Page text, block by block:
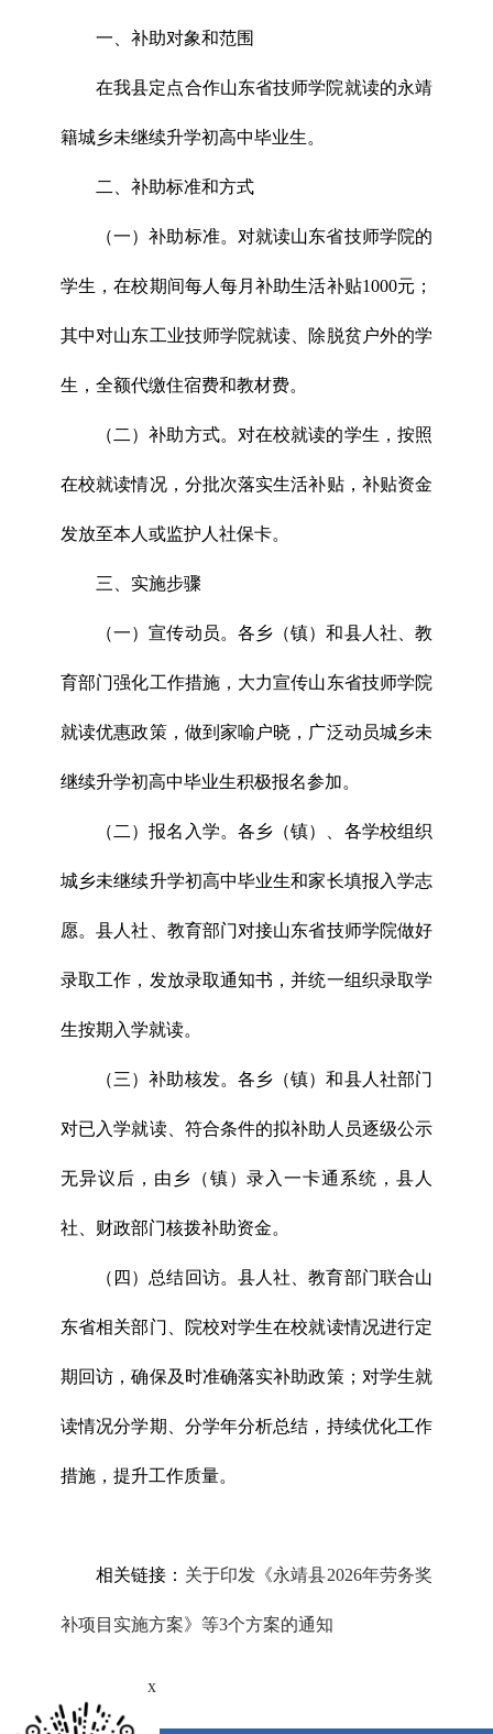
一、补助对象和范围
在我县定点合作山东省技师学院就读的永靖
籍城乡未继续升学初高中毕业生。
二、补助标准和方式
（一）补助标准。对就读山东省技师学院的
学生，在校期间每人每月补助生活补贴1000元；
其中对山东工业技师学院就读、除脱贫户外的学
生，全额代缴住宿费和教材费。
（二）补助方式。对在校就读的学生，按照
在校就读情况，分批次落实生活补贴，补贴资金
发放至本人或监护人社保卡。
三、实施步骤
（一）宣传动员。各乡（镇）和县人社、教
育部门强化工作措施，大力宣传山东省技师学院
就读优惠政策，做到家喻户晓，广泛动员城乡未
继续升学初高中毕业生积极报名参加。
（二）报名入学。各乡（镇）、各学校组织
城乡未继续升学初高中毕业生和家长填报入学志
愿。县人社、教育部门对接山东省技师学院做好
录取工作，发放录取通知书，并统一组织录取学
生按期入学就读。
（三）补助核发。各乡（镇）和县人社部门
对已入学就读、符合条件的拟补助人员逐级公示
无异议后，由乡（镇）录入一卡通系统，县人
社、财政部门核拨补助资金。
（四）总结回访。县人社、教育部门联合山
东省相关部门、院校对学生在校就读情况进行定
期回访，确保及时准确落实补助政策；对学生就
读情况分学期、分学年分析总结，持续优化工作
措施，提升工作质量。
相关链接： 关于印发《永靖县2026年劳务奖
补项目实施方案》等3个方案的通知
x